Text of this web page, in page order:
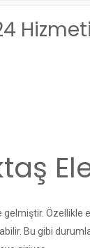
gelmiştir.
Bu gibi